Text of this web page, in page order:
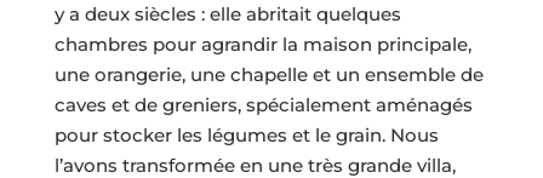
y a deux siècles : elle abritait quelques
chambres pour agrandir la maison principale,
une orangerie, une chapelle et un ensemble de
caves et de greniers, spécialement aménagés
pour stocker les légumes et le grain. Nous
l’avons transformée en une très grande villa,